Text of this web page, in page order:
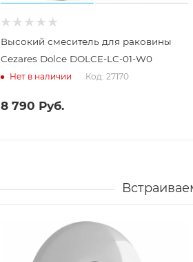
Высокий смеситель для раковины
Cezares Dolce DOLCE-LC-01-W0
Нет в наличии Код: 27170
8 790 Руб.